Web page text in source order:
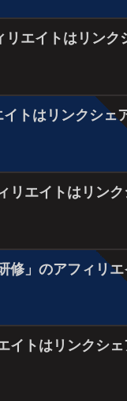
リエイトはリンク
トはリンクシェ
リエイトはリン
修」のアフィリ
イトはリンクシ